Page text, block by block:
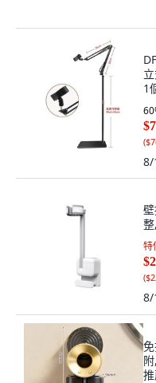
1
60
(
8/
特
(
8/